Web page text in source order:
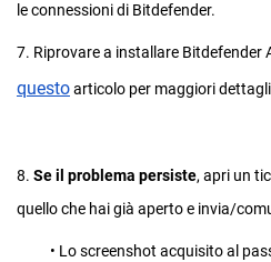
le connessioni di Bitdefender.
7. Riprovare a installare Bitdefender
questoarticolo per maggiori
8. Se il problema persiste, apri un
quello che hai già aperto e invia/
• Lo screenshot acquisito al